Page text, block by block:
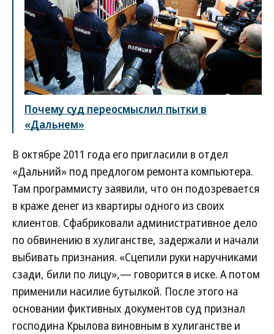
Почему суд переосмыслил пытки в
«Дальнем»
В октябре 2011 года его пригласили в отдел
«Дальний» под предлогом ремонта компьютера.
Там программисту заявили, что он подозревается
в краже денег из квартиры одного из своих
клиентов. Сфабриковали административное дело
по обвинению в хулиганстве, задержали и начали
выбивать признания. «Сцепили руки наручниками
сзади, били по лицу»,— говорится в иске. А потом
применили насилие бутылкой. После этого на
основании фиктивных документов суд признал
господина Крылова виновным в хулиганстве и